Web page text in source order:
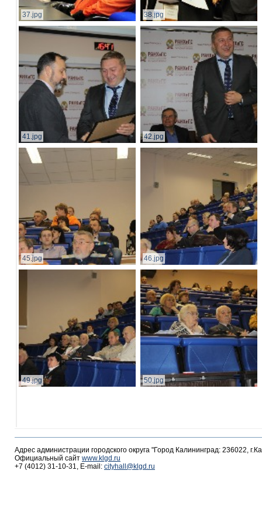
37.jpg 38.jpg
41.jpg 42.jpg
45.jpg 46.jpg
49.jpg 50.jpg
Адрес администрации городского округа "Город Калининград: 236022,
Официальный сайт www.klgd.ru
+7 (4012) 31-10-31, E-mail: cityhall@klgd.ru